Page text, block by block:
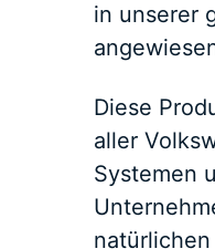
in unserer
Diese
aller
Systemen